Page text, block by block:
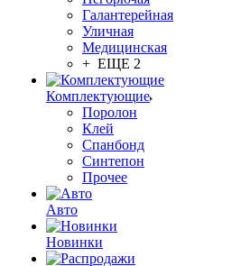
Галантерейная
Уличная
Медицинская
+ ЕЩЕ 2
Комплектующие
Поролон
Клей
Спанбонд
Синтепон
Прочее
Авто
Новинки